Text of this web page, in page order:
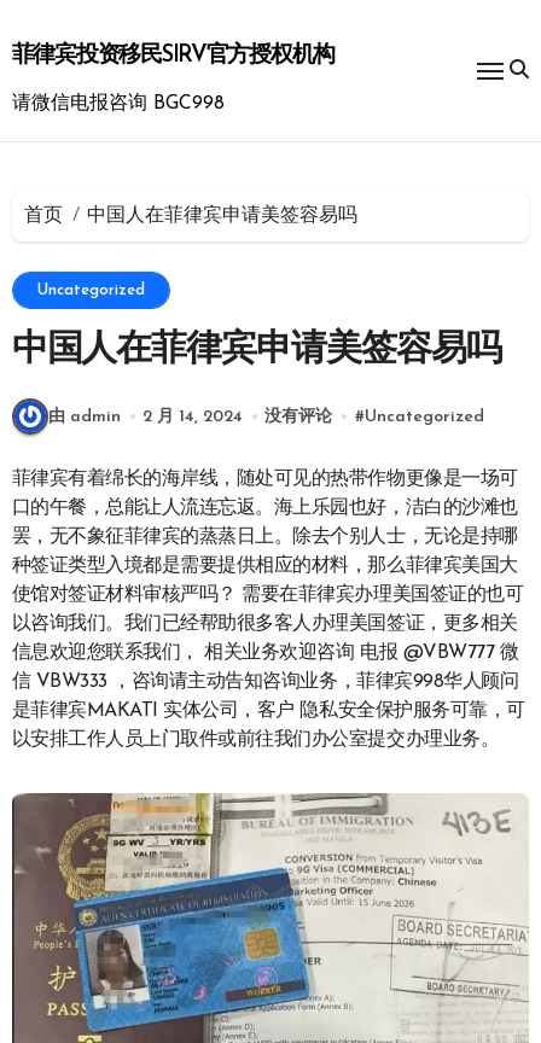
到
内
菲律宾投资移民SIRV官方授权机构
请微信电报咨询 BGC998
首页 中国人在菲律宾申请美签容易吗
Uncategorized
中国人在菲律宾申请美签容易吗
由 admin 2 月 14, 2024 没有评论 #Uncategorized
菲律宾有着绵长的海岸线，随处可见的热带作物更像是一场可
口的午餐，总能让人流连忘返。海上乐园也好，洁白的沙滩也
罢，无不象征菲律宾的蒸蒸日上。除去个别人士，无论是持哪
种签证类型入境都是需要提供相应的材料，那么菲律宾美国大
使馆对签证材料审核严吗？ 需要在菲律宾办理美国签证的也可
以咨询我们。我们已经帮助很多客人办理美国签证，更多相关
信息欢迎您联系我们， 相关业务欢迎咨询 电报 @VBW777 微
信 VBW333 ，咨询请主动告知咨询业务，菲律宾998华人顾问
是菲律宾MAKATI 实体公司，客户 隐私安全保护服务可靠，可
以安排工作人员上门取件或前往我们办公室提交办理业务。